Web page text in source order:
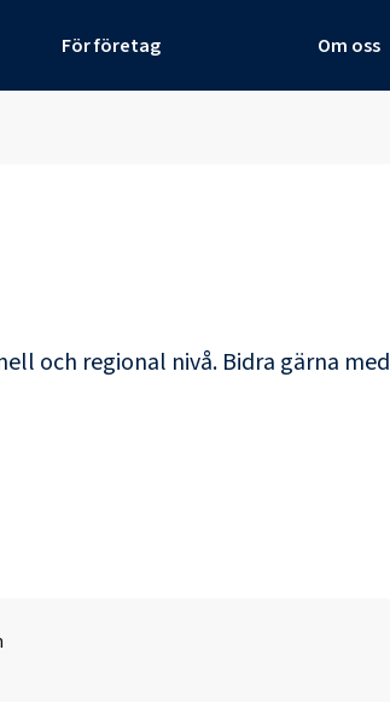
För företag Om oss
och regional nivå. Bidra gärna med